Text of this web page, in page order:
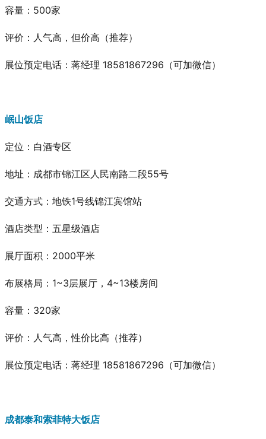
容量：500家
评价：人气高，但价高 （推荐）
展位预定电话：蒋经理 18581867296（可加微信）
岷山饭店
定位：白酒专区
地址：成都市锦江区人民南路二段55号
交通方式：地铁1号线锦江宾馆站
酒店类型：五星级酒店
展厅面积：2000平米
布展格局：1~3层展厅，4~13楼房间
容量：320家
评价：人气高，性价比高 （推荐）
展位预定电话：蒋经理 18581867296（可加微信）
成都泰和索菲特大饭店